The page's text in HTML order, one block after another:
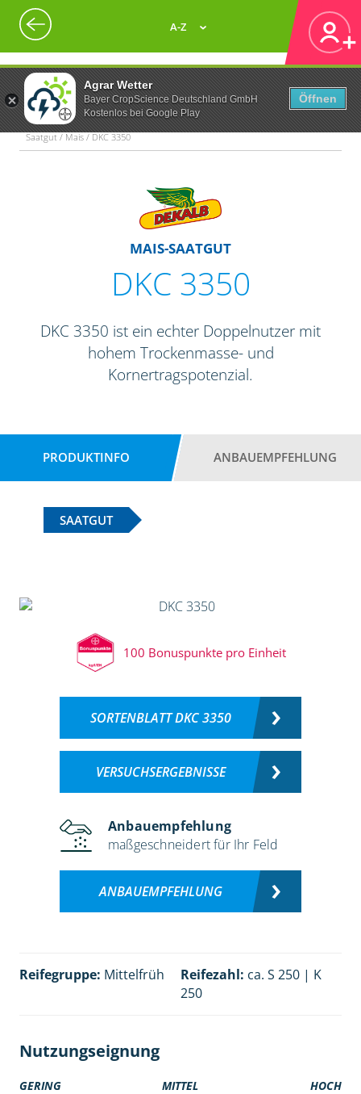
Agrar Wetter
Bayer CropScience Deutschland GmbH
Kostenlos bei Google Play
Öffnen
A-Z
Saatgut / Mais / DKC 3350
MAIS-SAATGUT
DKC 3350
DKC 3350 ist ein echter Doppelnutzer mit
hohem Trockenmasse- und
Kornertragspotenzial.
PRODUKTINFO ANBAUEMPFEHLUNG
SAATGUT
100 Bonuspunkte pro Einheit
SORTENBLATT DKC 3350
VERSUCHSERGEBNISSE
Anbauempfehlung
maßgeschneidert für Ihr Feld
ANBAUEMPFEHLUNG
Reifegruppe: Mittelfrüh Reifezahl: ca. S 250 | K
250
Nutzungseignung
GERING MITTEL HOCH